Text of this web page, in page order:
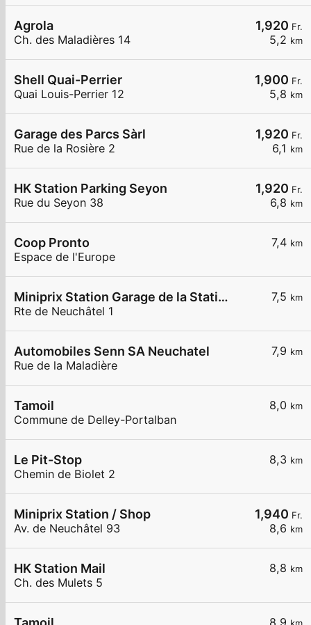
1,920 Fr.
5,2 km
Agrola
Ch. des Maladières 14
1,900 Fr.
5,8 km
Shell Quai-Perrier
Quai Louis-Perrier 12
1,920 Fr.
6,1 km
Garage des Parcs Sàrl
Rue de la Rosière 2
1,920 Fr.
6,8 km
HK Station Parking Seyon
Rue du Seyon 38
7,4 km
Coop Pronto
Espace de l'Europe
7,5 km
Miniprix Station Garage de la Station
Rte de Neuchâtel 1
7,9 km
Automobiles Senn SA Neuchatel
Rue de la Maladière
8,0 km
Tamoil
Commune de Delley-Portalban
8,3 km
Le Pit-Stop
Chemin de Biolet 2
1,940 Fr.
8,6 km
Miniprix Station / Shop
Av. de Neuchâtel 93
8,8 km
HK Station Mail
Ch. des Mulets 5